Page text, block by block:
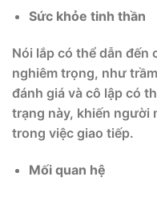
Sức khỏe tinh thần
Nói lắp có thể dẫn đến
nghiêm trọng, như
đánh giá và cô lập có
trạng này, khiến người
trong việc giao tiếp.
Mối quan hệ